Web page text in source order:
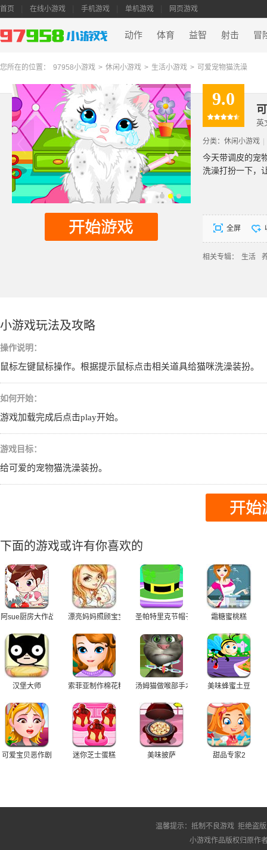
首页 在线小游戏 手机游戏 单机游戏 网页游戏
动作 体育 益智 射击 冒
您所在的位置： 97958小游戏 > 休闲小游戏 > 生活小游戏 > 可爱宠物猫洗澡
9.0
英
分类： 休闲小游戏
今天带调皮的宠
洗澡打扮一下，
全屏
相关专辑： 生活
小游戏玩法及攻略
操作说明：
鼠标左键鼠标操作。根据提示鼠标点击相关道具给猫咪洗澡装扮。
如何开始：
游戏加载完成后点击play开始。
游戏目标：
给可爱的宠物猫洗澡装扮。
下面的游戏或许有你喜欢的
阿sue厨房大作战 漂亮妈妈照顾宝宝 圣帕特里克节帽子蛋糕 霜糖蜜桃糕
汉堡大师 索菲亚制作棉花糖 汤姆猫做喉部手术 美味蜂蜜土豆
可爱宝贝恶作剧 迷你芝士蛋糕 美味披萨 甜品专家2
温馨提示： 抵制不良游戏 拒绝盗
小游戏作品版权归原作